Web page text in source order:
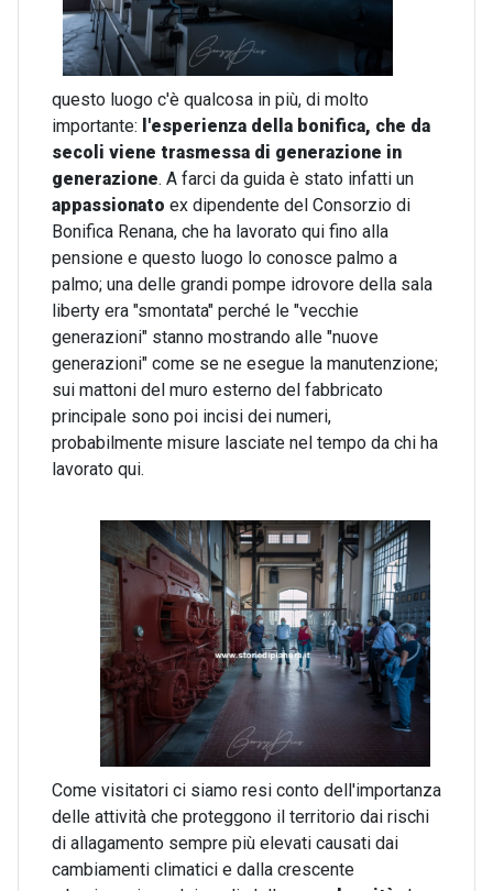
questo luogo c'è qualcosa in più, di molto
importante: l'esperienza della bonifica, che da
secoli viene trasmessa di generazione in
generazione. A farci da guida è stato infatti un
appassionato ex dipendente del Consorzio di
Bonifica Renana, che ha lavorato qui fino alla
pensione e questo luogo lo conosce palmo a
palmo; una delle grandi pompe idrovore della sala
liberty era "smontata" perché le "vecchie
generazioni" stanno mostrando alle "nuove
generazioni" come se ne esegue la manutenzione;
sui mattoni del muro esterno del fabbricato
principale sono poi incisi dei numeri,
probabilmente misure lasciate nel tempo da chi ha
lavorato qui.
Come visitatori ci siamo resi conto dell'importanza
delle attività che proteggono il territorio dai rischi
di allagamento sempre più elevati causati dai
cambiamenti climatici e dalla crescente